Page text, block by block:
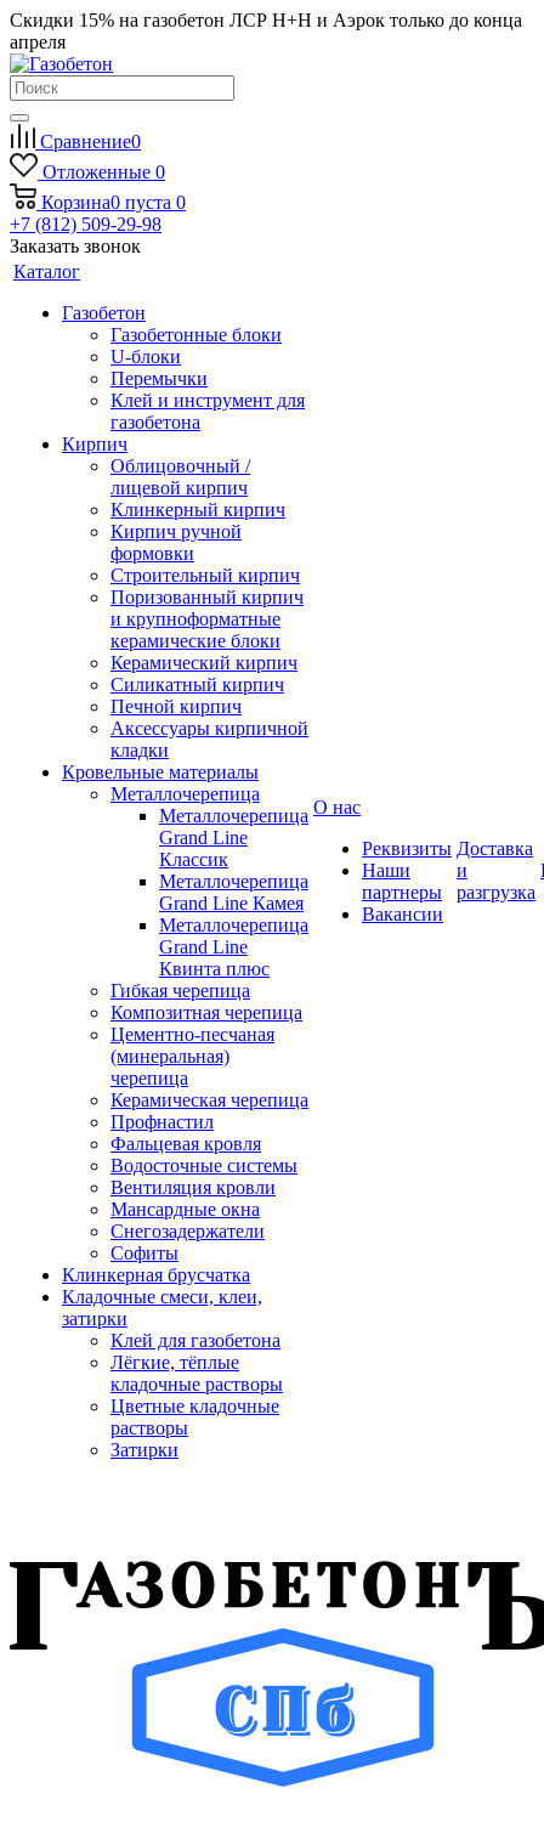
Скидки 15% на газобетон ЛСР Н+Н и Аэрок только до конца
апреля
Сравнение0
Отложенные 0
Корзина0 пуста 0
+7 (812) 509-29-98
Заказать звонок
Каталог
Газобетон
Газобетонные блоки
U-блоки
Перемычки
Клей и инструмент для
газобетона
Кирпич
Облицовочный /
лицевой кирпич
Клинкерный кирпич
Кирпич ручной
формовки
Строительный кирпич
Поризованный кирпич
и крупноформатные
керамические блоки
Керамический кирпич
Силикатный кирпич
Печной кирпич
Аксессуары кирпичной
кладки
Кровельные материалы
Металлочерепица
Металлочерепица
Grand Line
Классик
Металлочерепица
Grand Line Камея
Металлочерепица
Grand Line
Квинта плюс
Гибкая черепица
Композитная черепица
Цементно-песчаная
(минеральная)
черепица
Керамическая черепица
Профнастил
Фальцевая кровля
Водосточные системы
Вентиляция кровли
Мансардные окна
Снегозадержатели
Софиты
Клинкерная брусчатка
Кладочные смеси, клеи,
затирки
Клей для газобетона
Лёгкие, тёплые
кладочные растворы
Цветные кладочные
растворы
Затирки
О нас
Реквизиты
Наши
партнеры
Вакансии
Доставка
и
разгрузка